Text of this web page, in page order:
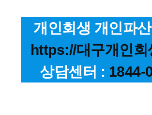
개인회생 개인파
https://대구개인회
상담센터 : 1844-